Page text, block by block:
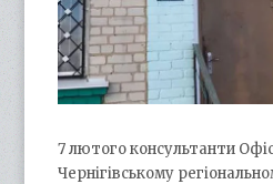
7 лютого консультанти
Чернігівському